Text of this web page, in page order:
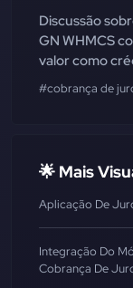
Discussão
GN WHMCS
valor como
#cobrança de
🌟 Mais
Aplicação De
Integração Do
Cobrança De